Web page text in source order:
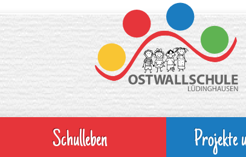
Schulleben Projekte